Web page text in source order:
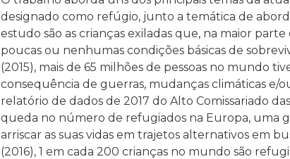
designado como refúgio, junto a temática de
estudo são as crianças exiladas que, na maior
poucas ou nenhumas condições básicas de
(2015), mais de 65 milhões de pessoas no mundo
consequência de guerras, mudanças climáticas e/
relatório de dados de 2017 do Alto Comissariado
queda no número de refugiados na Europa, uma
arriscar as suas vidas em trajetos alternativos em
(2016), 1 em cada 200 crianças no mundo são